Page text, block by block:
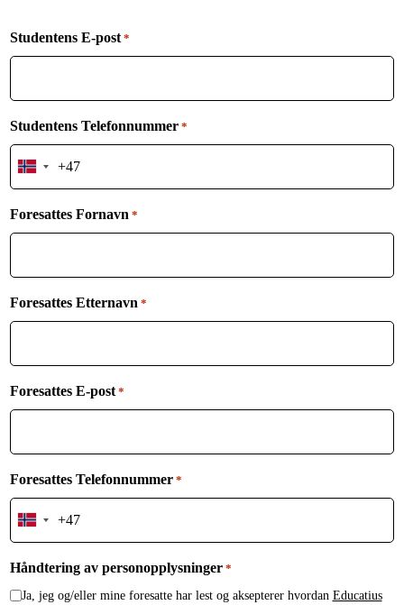
Studentens E-post *
Studentens Telefonnummer *
Norway
+47
Foresattes Fornavn *
Foresattes Etternavn *
Foresattes E-post *
Foresattes Telefonnummer *
Norway
+47
Håndtering av personopplysninger *
Ja, jeg og/eller mine foresatte har lest og aksepterer hvordan Educatius